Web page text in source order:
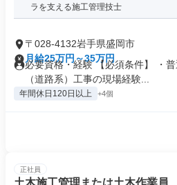
ラを支える施工管理技士
〒028-4132岩手県盛岡市
月給25万円～35万円
必要資格・経験 【必須条件】 ・
（道路系）工事の現場経験...
年間休日120日以上 +4個
正社員
土木施工管理または土木作業員